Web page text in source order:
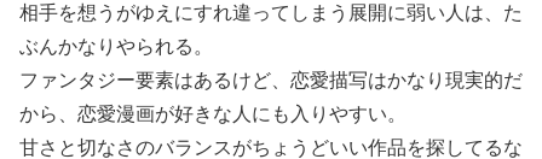
相手を想うがゆえにすれ違ってしまう展開に弱い人は、た
ぶんかなりやられる。
ファンタジー要素はあるけど、恋愛描写はかなり現実的だ
から、恋愛漫画が好きな人にも入りやすい。
甘さと切なさのバランスがちょうどいい作品を探してるな